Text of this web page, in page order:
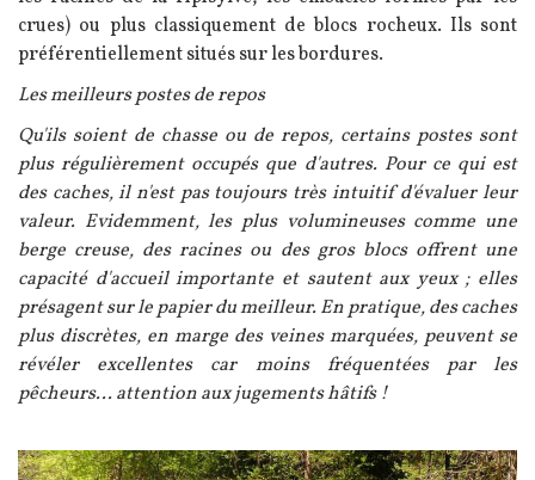
crues) ou plus classiquement de blocs rocheux. Ils sont
préférentiellement situés sur les bordures.
Les meilleurs postes de repos
Qu'ils soient de chasse ou de repos, certains postes sont
plus régulièrement occupés que d'autres. Pour ce qui est
des caches, il n'est pas toujours très intuitif d'évaluer leur
valeur. Evidemment, les plus volumineuses comme une
berge creuse, des racines ou des gros blocs offrent une
capacité d'accueil importante et sautent aux yeux ; elles
présagent sur le papier du meilleur. En pratique, des caches
plus discrètes, en marge des veines marquées, peuvent se
révéler excellentes car moins fréquentées par les
pêcheurs... attention aux jugements hâtifs !
Image